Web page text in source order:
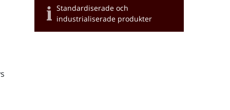
Standardiserade och
industrialiserade produkter